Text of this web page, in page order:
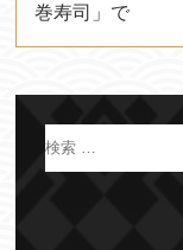
巻寿司」で